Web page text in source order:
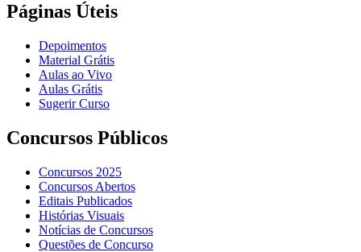
Páginas Úteis
Depoimentos
Material Grátis
Aulas ao Vivo
Aulas Grátis
Sugerir Curso
Concursos Públicos
Concursos 2025
Concursos Abertos
Editais Publicados
Histórias Visuais
Notícias de Concursos
Questões de Concurso